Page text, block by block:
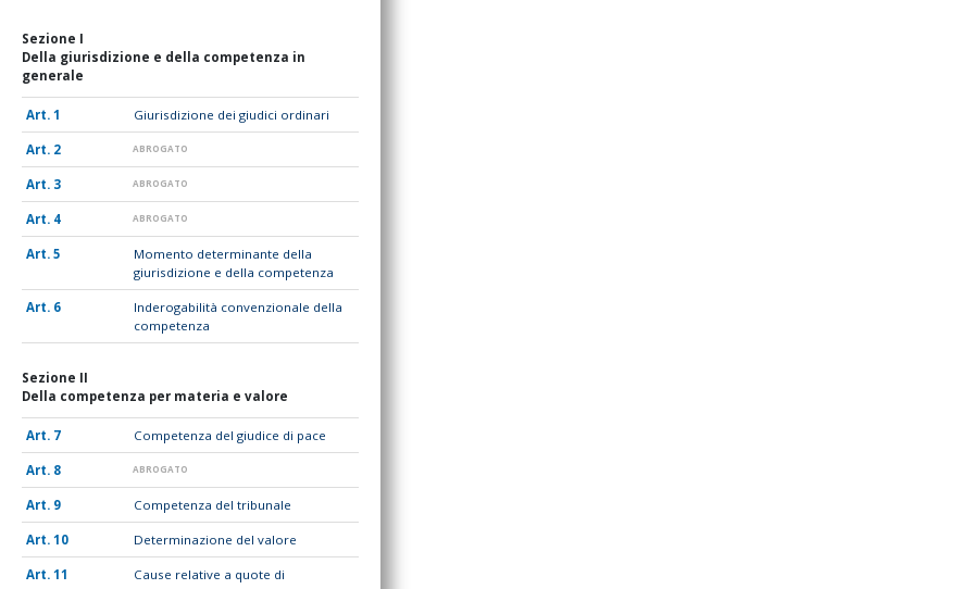
Sezione I
Della giurisdizione e della competenza in
generale
1 Giurisdizione dei giudici ordinari
2 ABROGATO
3 ABROGATO
4 ABROGATO
5
Momento determinante della
giurisdizione e della competenza
6
Inderogabilità convenzionale della
competenza
Sezione II
Della competenza per materia e valore
7 Competenza del giudice di pace
8 ABROGATO
9 Competenza del tribunale
10 Determinazione del valore
11
Cause relative a quote di